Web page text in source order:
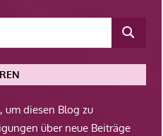
um diesen Blog zu
über neue Beiträge